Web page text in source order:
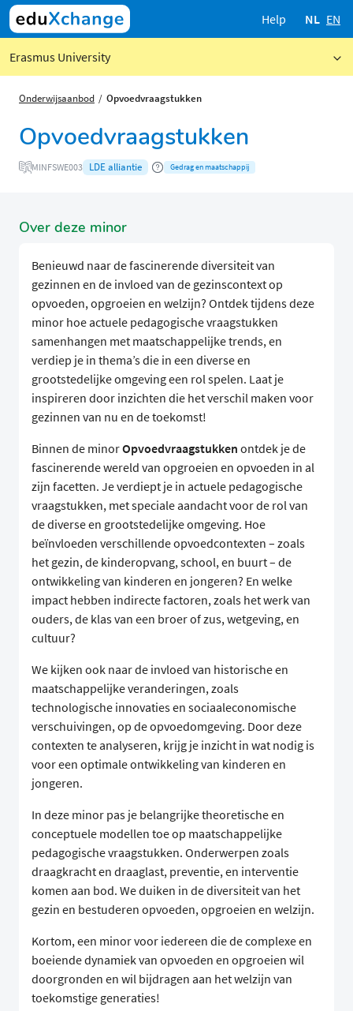
Help NL EN
Erasmus University
Onderwijsaanbod Opvoedvraagstukken
Opvoedvraagstukken
MINFSWE003 LDE alliantie Gedrag en maatschappij
Over deze minor
Benieuwd naar de fascinerende diversiteit van
gezinnen en de invloed van de gezinscontext op
opvoeden, opgroeien en welzijn? Ontdek tijdens deze
minor hoe actuele pedagogische vraagstukken
samenhangen met maatschappelijke trends, en
verdiep je in thema’s die in een diverse en
grootstedelijke omgeving een rol spelen. Laat je
inspireren door inzichten die het verschil maken voor
gezinnen van nu en de toekomst!
Binnen de minorOpvoedvraagstukken ontdek je de
fascinerende wereld van opgroeien en opvoeden in al
zijn facetten. Je verdiept je in actuele pedagogische
vraagstukken, met speciale aandacht voor de rol van
de diverse en grootstedelijke omgeving. Hoe
beïnvloeden verschillende opvoedcontexten – zoals
het gezin, de kinderopvang, school, en buurt – de
ontwikkeling van kinderen en jongeren? En welke
impact hebben indirecte factoren, zoals het werk van
ouders, de klas van een broer of zus, wetgeving, en
cultuur?
We kijken ook naar de invloed van historische en
maatschappelijke veranderingen, zoals
technologische innovaties en sociaaleconomische
verschuivingen, op de opvoedomgeving. Door deze
contexten te analyseren, krijg je inzicht in wat nodig is
voor een optimale ontwikkeling van kinderen en
jongeren.
In deze minor pas je belangrijke theoretische en
conceptuele modellen toe op maatschappelijke
pedagogische vraagstukken. Onderwerpen zoals
draagkracht en draaglast, preventie, en interventie
komen aan bod. We duiken in de diversiteit van het
gezin en bestuderen opvoeden, opgroeien en welzijn.
Kortom, een minor voor iedereen die de complexe en
boeiende dynamiek van opvoeden en opgroeien wil
doorgronden en wil bijdragen aan het welzijn van
toekomstige generaties!